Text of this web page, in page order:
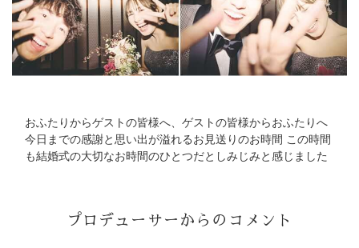
おふたりからゲストの皆様へ、ゲストの皆様からおふたりへ
今日までの感謝と思い出が溢れるお見送りのお時間 この時間
も結婚式の大切なお時間のひとつだとしみじみと感じました
プロデューサーからのコメント